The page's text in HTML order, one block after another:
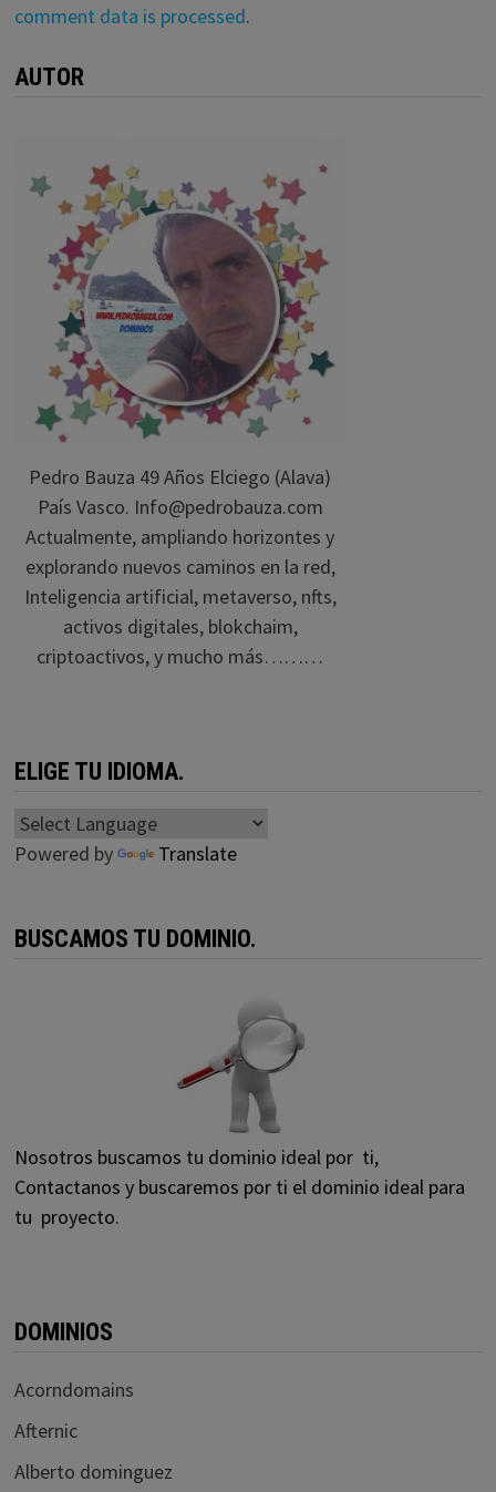
comment data is processed.
AUTOR
Pedro Bauza 49 Años Elciego (Alava)
País Vasco. Info@pedrobauza.com
Actualmente, ampliando horizontes y
explorando nuevos caminos en la red,
Inteligencia artificial, metaverso, nfts,
activos digitales, blokchaim,
criptoactivos, y mucho más………
ELIGE TU IDIOMA.
Powered by Translate
BUSCAMOS TU DOMINIO.
Nosotros buscamos tu dominio ideal por ti,
Contactanos y buscaremos por ti el dominio ideal para
tu proyecto.
DOMINIOS
Acorndomains
Afternic
Alberto dominguez